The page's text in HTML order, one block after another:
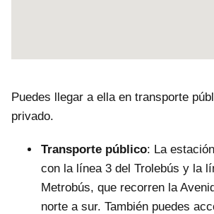
Puedes llegar a ella en transporte
privado.
Transporte público: La
con la línea 3 del Trolebús y la
Metrobús, que recorren la
norte a sur. También puedes